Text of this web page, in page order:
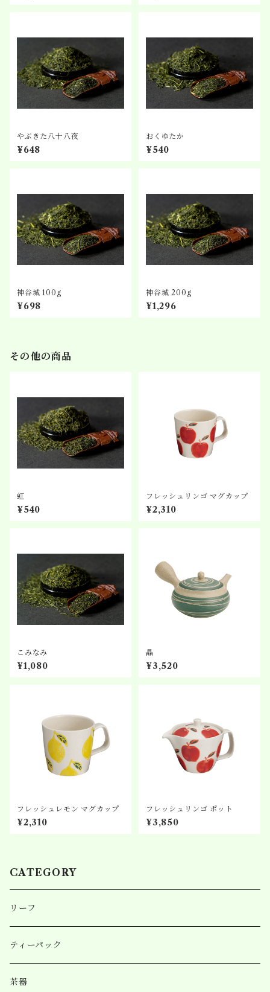
やぶきた八十八夜
¥648
おくゆたか
¥540
神谷城 100g
¥698
神谷城 200g
¥1,296
その他の商品
虹
¥540
フレッシュリンゴ マグカップ
¥2,310
こみなみ
¥1,080
晶
¥3,520
フレッシュレモン マグカップ
¥2,310
フレッシュリンゴ ポット
¥3,850
CATEGORY
リーフ
ティーパック
茶器